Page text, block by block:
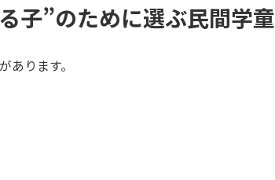
子”のために選ぶ民間学童
ります。